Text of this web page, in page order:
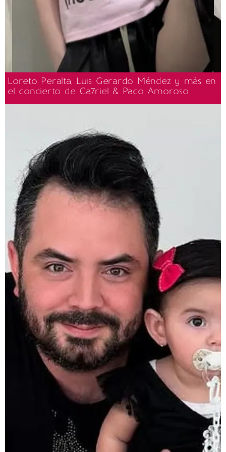
Loreto Peralta, Luis Gerardo Méndez y más en
el concierto de Ca7riel & Paco Amoroso